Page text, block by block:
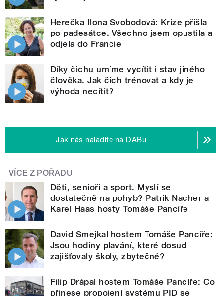
Herečka Ilona Svobodová: Krize přišla
po padesátce. Všechno jsem opustila a
odjela do Francie
Díky čichu umíme vycítit i stav jiného
člověka. Jak čich trénovat a kdy je
výhoda necítit?
Jak nás naladíte na DABu
VÍCE Z POŘADU
Děti, senioři a sport. Myslí se
dostatečně na pohyb? Patrik Nacher a
Karel Haas hosty Tomáše Pancíře
David Smejkal hostem Tomáše Pancíře:
Jsou hodiny plavání, které dosud
zajišťovaly školy, zbytečné?
Filip Drápal hostem Tomáše Pancíře: Co
přinese propojení systému PID se